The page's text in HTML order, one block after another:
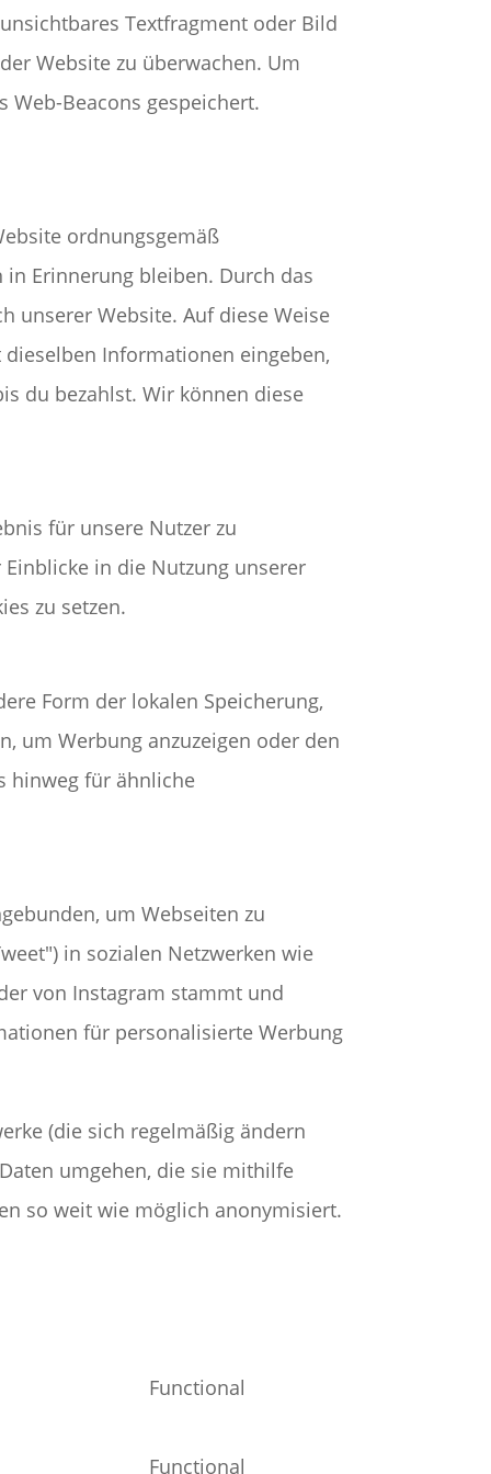
Textfragment oder Bild
Website zu überwachen. Um
Beacons gespeichert.
ordnungsgemäß
Erinnerung bleiben. Durch das
unserer Website. Auf diese Weise
Informationen eingeben,
du bezahlst. Wir können diese
für unsere Nutzer zu
in die Nutzung unserer
zu setzen.
Form der lokalen Speicherung,
um Werbung anzuzeigen oder den
hinweg für ähnliche
um Webseiten zu
in sozialen Netzwerken wie
von Instagram stammt und
für personalisierte Werbung
(die sich regelmäßig ändern
umgehen, die sie mithilfe
so weit wie möglich anonymisiert.
Functional
Functional